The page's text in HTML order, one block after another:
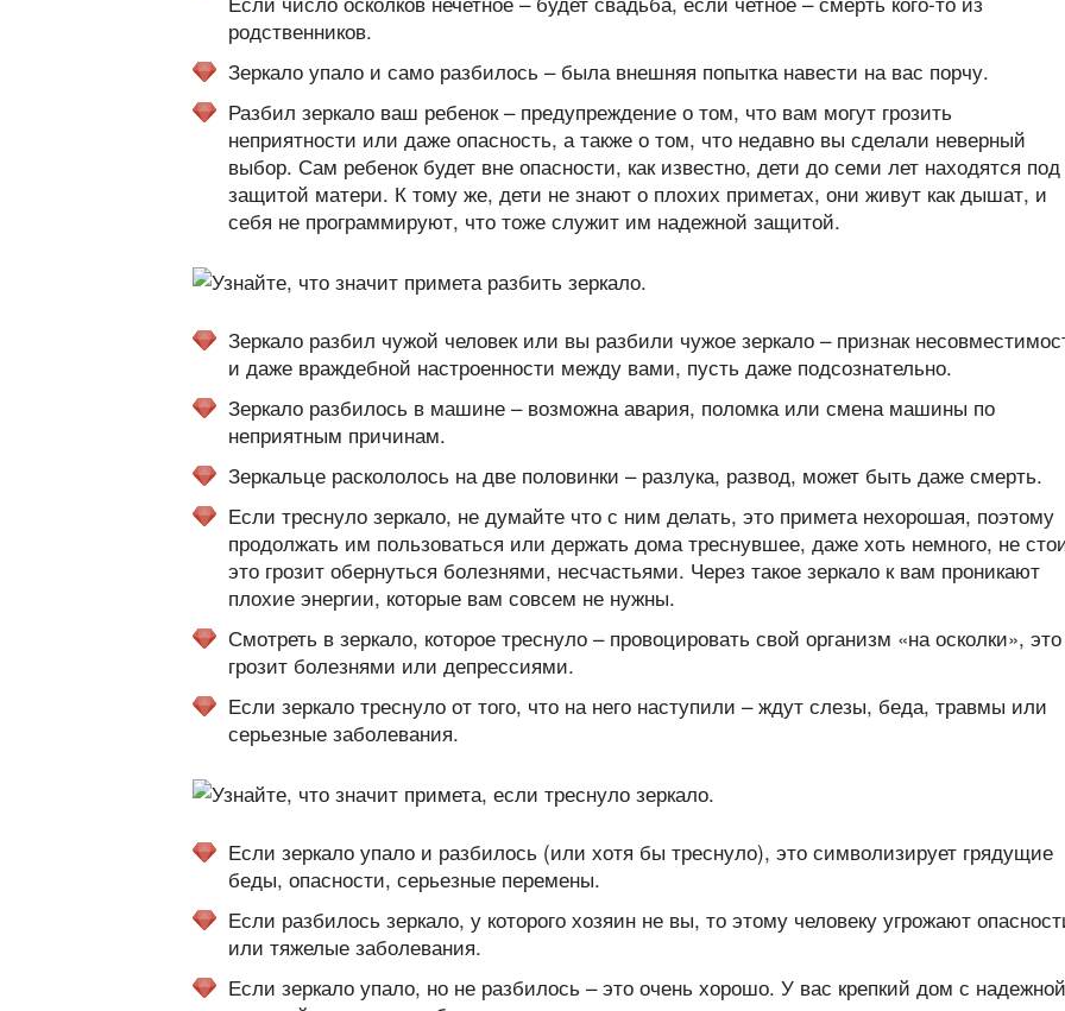
родственников.
Зеркало упало и само разбилось – была внешняя попытка навести на вас порчу.
Разбил зеркало ваш ребенок – предупреждение о том, что вам могут грозить
неприятности или даже опасность, а также о том, что недавно вы сделали неверный
выбор. Сам ребенок будет вне опасности, как известно, дети до семи лет находятся под
защитой матери. К тому же, дети не знают о плохих приметах, они живут как дышат, и
себя не программируют, что тоже служит им надежной защитой.
Зеркало разбил чужой человек или вы разбили чужое зеркало – признак
и даже враждебной настроенности между вами, пусть даже подсознательно.
Зеркало разбилось в машине – возможна авария, поломка или смена машины по
неприятным причинам.
Зеркальце раскололось на две половинки – разлука, развод, может быть даже смерть.
Если треснуло зеркало, не думайте что с ним делать, это примета нехорошая, поэтому
продолжать им пользоваться или держать дома треснувшее, даже хоть немного, не
это грозит обернуться болезнями, несчастьями. Через такое зеркало к вам проникают
плохие энергии, которые вам совсем не нужны.
Смотреть в зеркало, которое треснуло – провоцировать свой организм «на осколки», это
грозит болезнями или депрессиями.
Если зеркало треснуло от того, что на него наступили – ждут слезы, беда, травмы или
серьезные заболевания.
Если зеркало упало и разбилось (или хотя бы треснуло), это символизирует грядущие
беды, опасности, серьезные перемены.
Если разбилось зеркало, у которого хозяин не вы, то этому человеку угрожают
или тяжелые заболевания.
Если зеркало упало, но не разбилось – это очень хорошо. У вас крепкий дом с надежной